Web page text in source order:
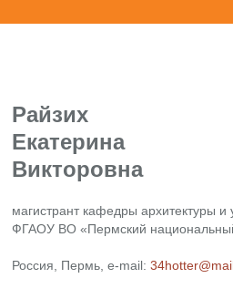
Райзих
Екатерина
Викторовна
магистрант кафедры архитектуры и
ФГАОУ ВО «Пермский национальный
Россия, Пермь, e-mail: